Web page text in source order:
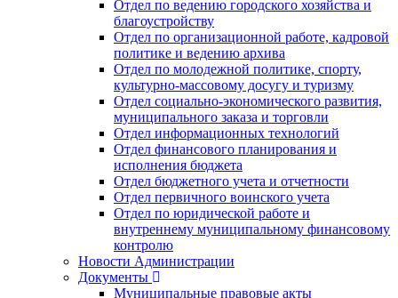
Отдел по ведению городского хозяйства и
благоустройству
Отдел по организационной работе, кадровой
политике и ведению архива
Отдел по молодежной политике, спорту,
культурно-массовому досугу и туризму
Отдел социально-экономического развития,
муниципального заказа и торговли
Отдел информационных технологий
Отдел финансового планирования и
исполнения бюджета
Отдел бюджетного учета и отчетности
Отдел первичного воинского учета
Отдел по юридической работе и
внутреннему муниципальному финансовому
контролю
Новости Администрации
Документы
Муниципальные правовые акты